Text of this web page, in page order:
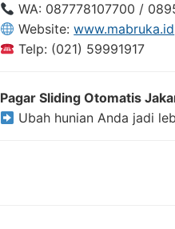
WA: 087778107700 /
Website:www.mabruka.id
Telp: (021) 59991917
Pagar Sliding Otomatis
Ubah hunian Anda jadi